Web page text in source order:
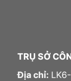
TRỤ SỞ
Địa chỉ: